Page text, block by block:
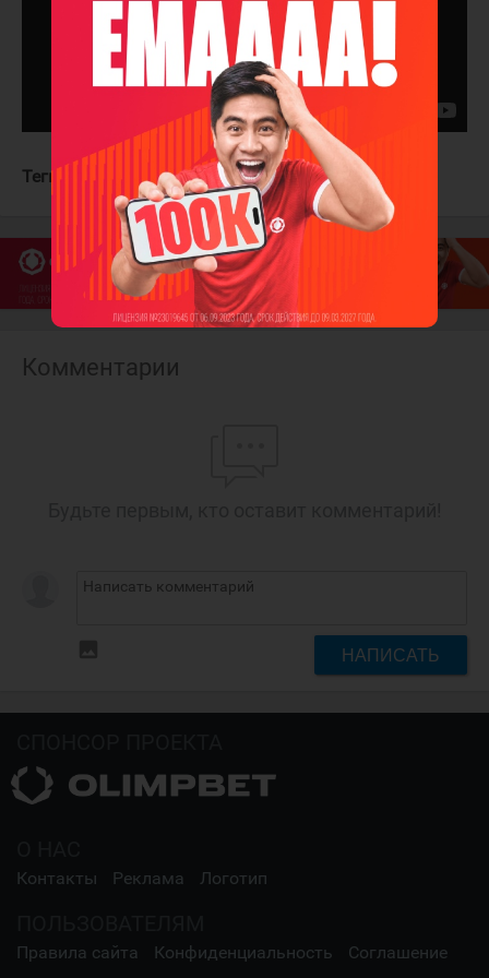
Теги: Филадельфия Флайерз Нэшвилл Предаторз
Комментарии
НАПИСАТЬ
Контакты Реклама Логотип
Правила сайта Конфиденциальность Соглашение